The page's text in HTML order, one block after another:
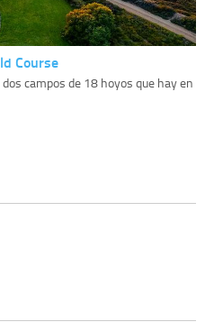
Course
campos de 18 hoyos que hay en